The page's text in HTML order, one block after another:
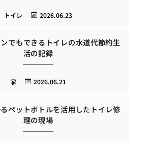
2026.06.23
トイレ
でもできるトイレの水道代節約生
活の記録
2026.06.21
家
ペットボトルを活用したトイレ修
理の現場